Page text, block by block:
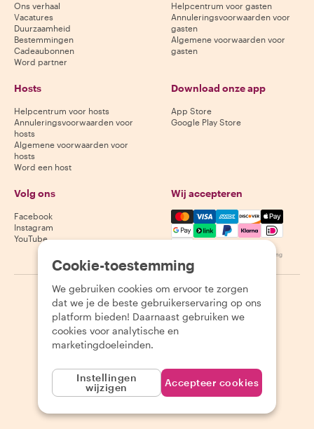
Ons verhaal
Vacatures
Duurzaamheid
Bestemmingen
Cadeaubonnen
Word partner
Helpcentrum voor gasten
Annuleringsvoorwaarden voor
gasten
Algemene voorwaarden voor
gasten
Hosts
Helpcentrum voor hosts
Annuleringsvoorwaarden voor
hosts
Algemene voorwaarden voor
hosts
Word een host
Download onze app
App Store
Google Play Store
Volg ons
Facebook
Instagram
YouTube
Wij accepteren
Mastercard, Visa, Amex,
Beschikbaarheid varieert per bestemming
2026 Withlocals.com Privacybeleid Cookies
Cookie-toestemming
We gebruiken cookies om ervoor te zorgen
dat we je de beste gebruikerservaring op ons
platform bieden! Daarnaast gebruiken we
cookies voor analytische en
marketingdoeleinden.
Instellingen
wijzigen
Accepteer cookies